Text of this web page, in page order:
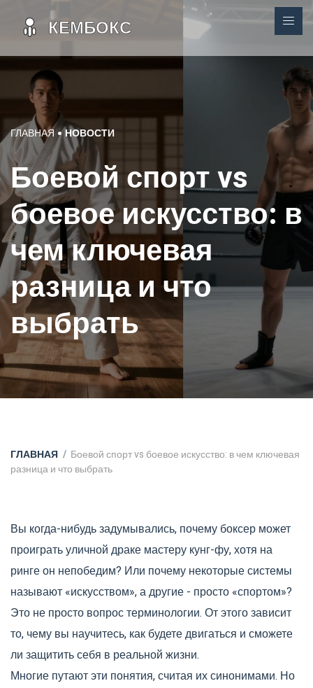
ГЛАВНАЯ НОВОСТИ
Боевой спорт vs
боевое искусство: в
чем ключевая
разница и что
выбрать
ГЛАВНАЯ
Боевой спорт vs боевое искусство: в чем ключевая
разница и что выбрать
Вы когда-нибудь задумывались, почему боксер может
проиграть уличной драке мастеру кунг-фу, хотя на
ринге он непобедим? Или почему некоторые системы
называют «искусством», а другие - просто «спортом»?
Это не просто вопрос терминологии. От этого зависит
то, чему вы научитесь, как будете двигаться и сможете
ли защитить себя в реальной жизни.
Многие путают эти понятия, считая их синонимами. Но